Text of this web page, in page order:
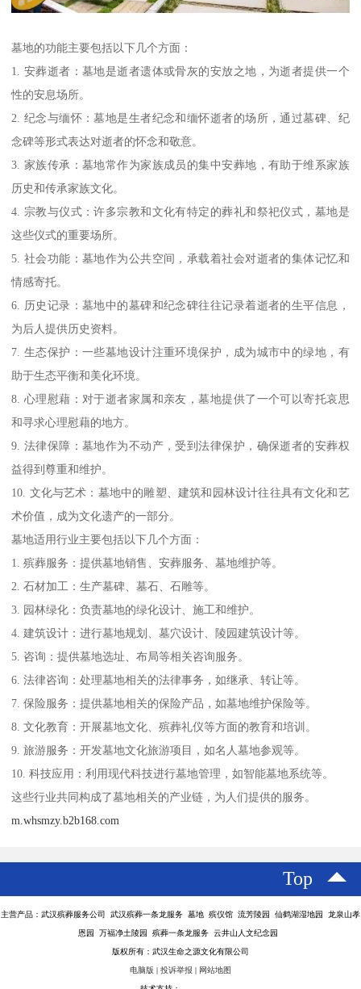
墓地的功能主要包括以下几个方面：
1. 安葬逝者：墓地是逝者遗体或骨灰的安放之地，为逝者提供一个
性的安息场所。
2. 纪念与缅怀：墓地是生者纪念和缅怀逝者的场所，通过墓碑、纪
念碑等形式表达对逝者的怀念和敬意。
3. 家族传承：墓地常作为家族成员的集中安葬地，有助于维系家族
历史和传承家族文化。
4. 宗教与仪式：许多宗教和文化有特定的葬礼和祭祀仪式，墓地是
这些仪式的重要场所。
5. 社会功能：墓地作为公共空间，承载着社会对逝者的集体记忆和
情感寄托。
6. 历史记录：墓地中的墓碑和纪念碑往往记录着逝者的生平信息，
为后人提供历史资料。
7. 生态保护：一些墓地设计注重环境保护，成为城市中的绿地，有
助于生态平衡和美化环境。
8. 心理慰藉：对于逝者家属和亲友，墓地提供了一个可以寄托哀思
和寻求心理慰藉的地方。
9. 法律保障：墓地作为不动产，受到法律保护，确保逝者的安葬权
益得到尊重和维护。
10. 文化与艺术：墓地中的雕塑、建筑和园林设计往往具有文化和艺
术价值，成为文化遗产的一部分。
墓地适用行业主要包括以下几个方面：
1. 殡葬服务：提供墓地销售、安葬服务、墓地维护等。
2. 石材加工：生产墓碑、墓石、石雕等。
3. 园林绿化：负责墓地的绿化设计、施工和维护。
4. 建筑设计：进行墓地规划、墓穴设计、陵园建筑设计等。
5. 咨询：提供墓地选址、布局等相关咨询服务。
6. 法律咨询：处理墓地相关的法律事务，如继承、转让等。
7. 保险服务：提供墓地相关的保险产品，如墓地维护保险等。
8. 文化教育：开展墓地文化、殡葬礼仪等方面的教育和培训。
9. 旅游服务：开发墓地文化旅游项目，如名人墓地参观等。
10. 科技应用：利用现代科技进行墓地管理，如智能墓地系统等。
这些行业共同构成了墓地相关的产业链，为人们提供的服务。
m.whsmzy.b2b168.com
Top
主营产品：武汉殡葬服务公司 武汉殡葬一条龙服务 墓地 殡仪馆 流芳陵园 仙鹤湖湿地园 龙泉山孝
恩园 万福净土陵园 殡葬一条龙服务 云井山人文纪念园
版权所有：武汉生命之源文化有限公司
电脑版 | 投诉举报 | 网站地图